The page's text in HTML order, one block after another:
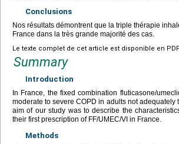
Conclusions
Nos résultats démontrent que la triple thérapie
France dans la très grande majorité des cas.
Le texte complet de cet article est disponible en PDF.
Summary
Introduction
In France, the fixed combination fluticasone/
moderate to severe COPD in adults not
aim of our study was to describe the
their first prescription of FF/UMEC/VI in France.
Methods